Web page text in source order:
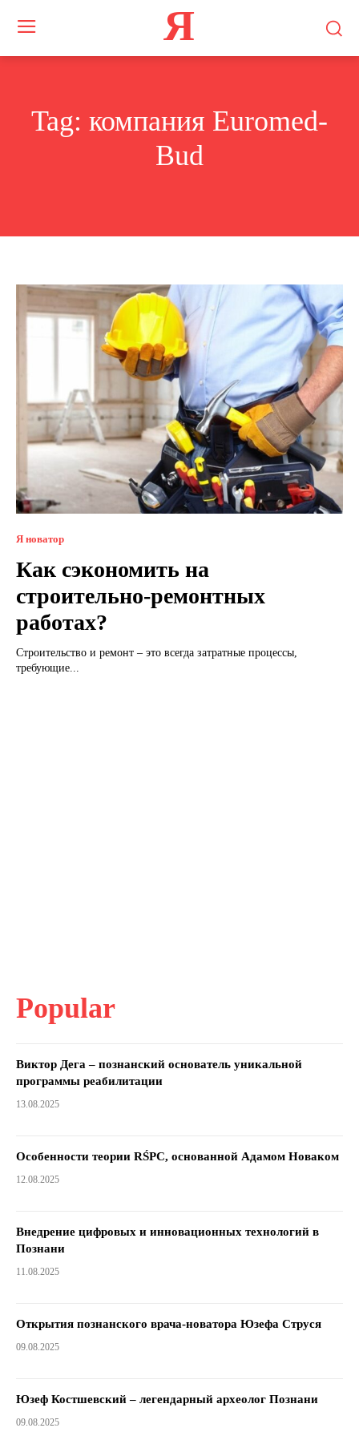
Я
Tag: компания Euromed-
Bud
Я новатор
Как сэкономить на
строительно-ремонтных
работах?
Строительство и ремонт – это всегда затратные процессы,
требующие...
Popular
Виктор Дега – познанский основатель уникальной
программы реабилитации
13.08.2025
Особенности теории RŚPC, основанной Адамом Новаком
12.08.2025
Внедрение цифровых и инновационных технологий в
Познани
11.08.2025
Открытия познанского врача-новатора Юзефа Струся
09.08.2025
Юзеф Костшевский – легендарный археолог Познани
09.08.2025